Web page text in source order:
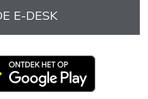
E-DESK